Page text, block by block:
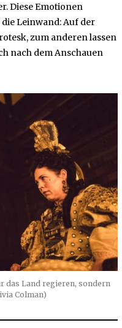
Diese Emotionen
Leinwand: Auf der
zum anderen lassen
nach dem Anschauen
das Land regieren, sondern
Colman)